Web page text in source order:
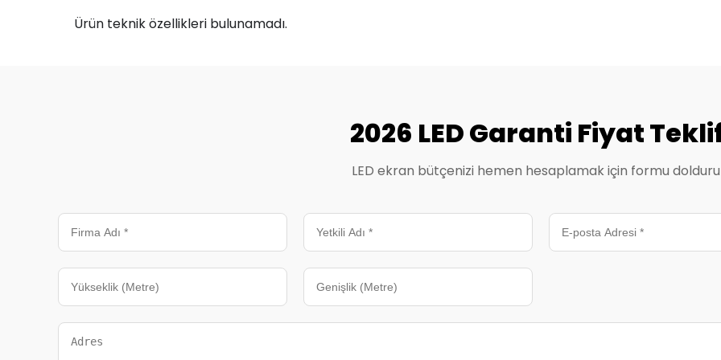
Ürün teknik özellikleri bulunamadı.
2026 LED Garanti Fiyat
LED ekran bütçenizi hemen hesaplamak için formu